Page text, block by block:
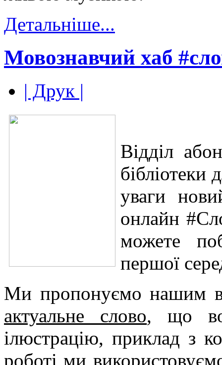
Детальніше...
Мовознавчий хаб
| Друк |
Відділ
уваги
онлайн
можете
першої
Ми пропонуємо нашим
актуальне слово, що
ілюстрацію, приклад з
роботі ми